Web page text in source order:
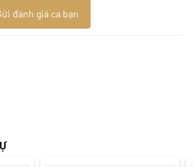
đánh giá ca bạn